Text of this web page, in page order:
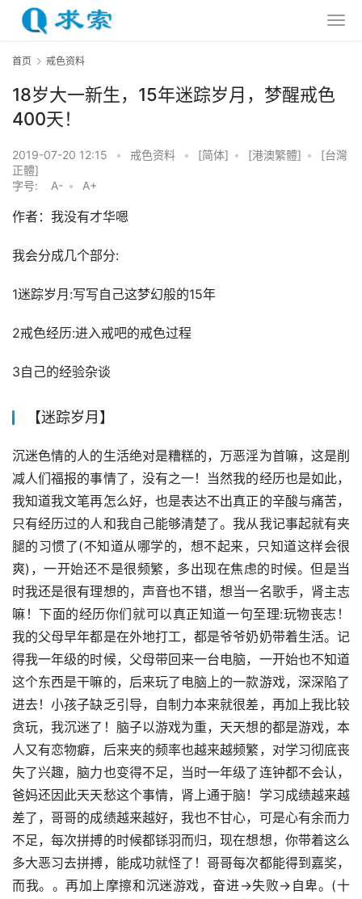
首页 戒色资料
18岁大一新生，15年迷踪岁月，梦醒戒色
400天！
2019-07-20 12:15 • 戒色资料 • [简体] • [港澳繁體] •
[台灣
正體]
字号:
A- • A+
作者：我没有才华嗯
我会分成几个部分:
1迷踪岁月:写写自己这梦幻般的15年
2戒色经历:进入戒吧的戒色过程
3自己的经验杂谈
【迷踪岁月】
沉迷色情的人的生活绝对是糟糕的，万恶淫为首嘛，这是削
减人们福报的事情了，没有之一！当然我的经历也是如此，
我知道我文笔再怎么好，也是表达不出真正的辛酸与痛苦，
只有经历过的人和我自己能够清楚了。我从我记事起就有夹
腿的习惯了(不知道从哪学的，想不起来，只知道这样会很
爽)，一开始还不是很频繁，多出现在焦虑的时候。但是当
时我还是很有理想的，声音也不错，想当一名歌手，肾主志
嘛！下面的经历你们就可以真正知道一句至理:玩物丧志！
我的父母早年都是在外地打工，都是爷爷奶奶带着生活。记
得我一年级的时候，父母带回来一台电脑，一开始也不知道
这个东西是干嘛的，后来玩了电脑上的一款游戏，深深陷了
进去！小孩子缺乏引导，自制力本来就很差，再加上我比较
贪玩，我沉迷了！脑子以游戏为重，天天想的都是游戏，本
人又有恋物癖，后来夹的频率也越来越频繁，对学习彻底丧
失了兴趣，脑力也变得不足，当时一年级了连钟都不会认，
爸妈还因此天天愁这个事情，肾上通于脑！学习成绩越来越
差了，哥哥的成绩越来越好，我也不甘心，可是心有余而力
不足，每次拼搏的时候都铩羽而归，现在想想，你带着这么
多大恶习去拼搏，能成功就怪了！哥哥每次都能得到嘉奖，
而我。。再加上摩擦和沉迷游戏，奋进→失败→自卑。(十